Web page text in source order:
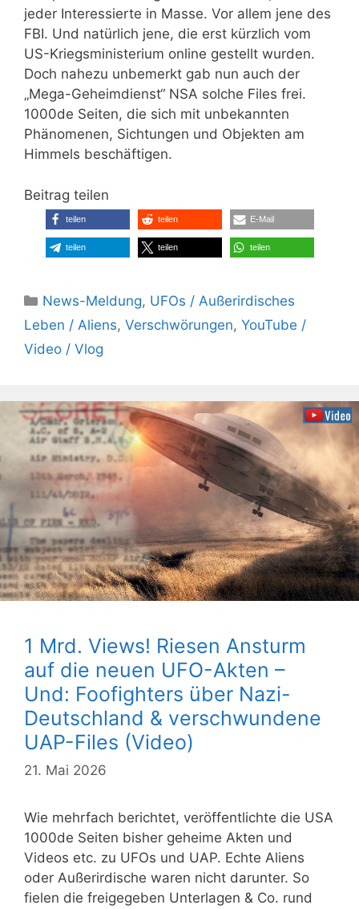
jeder Interessierte in Masse. Vor allem jene des
FBI. Und natürlich jene, die erst kürzlich vom
US-Kriegsministerium online gestellt wurden.
Doch nahezu unbemerkt gab nun auch der
„Mega-Geheimdienst“ NSA solche Files frei.
1000de Seiten, die sich mit unbekannten
Phänomenen, Sichtungen und Objekten am
Himmels beschäftigen.
Beitrag teilen
teilen teilen E-Mail
teilen teilen teilen
Kategorien
News-Meldung, UFOs / Außerirdisches
Leben / Aliens, Verschwörungen, YouTube /
Video / Vlog
1 Mrd. Views! Riesen Ansturm
auf die neuen UFO-Akten –
Und: Foofighters über Nazi-
Deutschland & verschwundene
UAP-Files (Video)
21. Mai 2026
Wie mehrfach berichtet, veröffentlichte die USA
1000de Seiten bisher geheime Akten und
Videos etc. zu UFOs und UAP. Echte Aliens
oder Außerirdische waren nicht darunter. So
fielen die freigegeben Unterlagen & Co. rund